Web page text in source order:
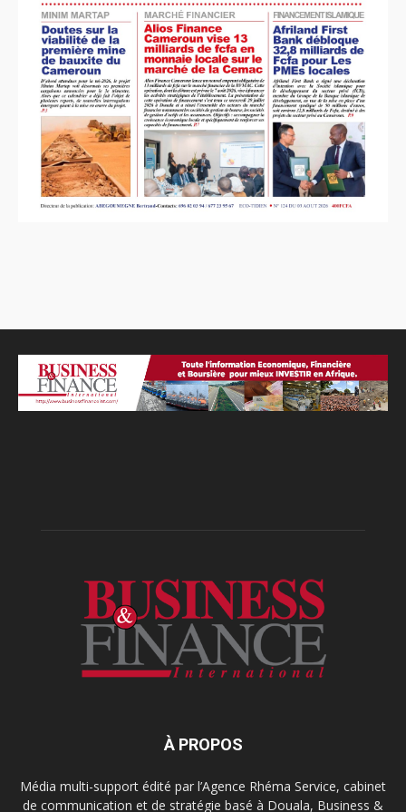
À PROPOS
Média multi-support édité par l’Agence Rhéma Service, cabinet
de communication et de stratégie basé à Douala, Business &